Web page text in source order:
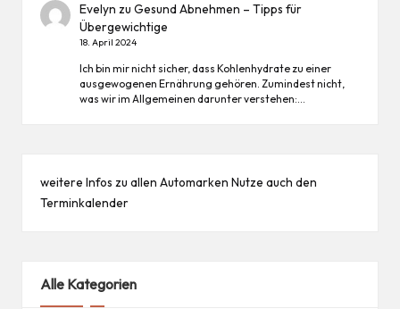
Evelyn zuGesund Abnehmen – Tipps für
Übergewichtige
18. April 2024
Ich bin mir nicht sicher, dass Kohlenhydrate zu einer
ausgewogenen Ernährung gehören. Zumindest nicht,
was wir im Allgemeinen darunter verstehen:…
weitere Infos zu allen Automarken Nutze auch den
Terminkalender
Alle Kategorien